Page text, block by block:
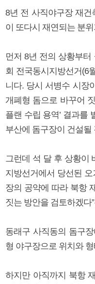
8년 전 사직야구장 재
이 또다시 재연되는 분
먼저 8년 전의 상황부터
회 전국동시지방선거(6
니다. 당시 서병수 시장
개폐형 돔으로 바꾸어
플랜 수립 용역’ 결과를
부산에 돔구장이 건설
그런데 석 달 후 상황이
지방선거에서 당선된
장의 공약에 따라 북항
짓는 방안을 검토하겠다
동래구 사직동의 돔구
형 야구장으로 위치와
하지만 아직까지 북항